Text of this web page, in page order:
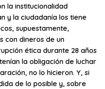
la institucionalidad
y la ciudadanía los tiene
supuestamente,
con dineros de un
ética durante 28 años
la obligación de luchar
no lo hicieron. Y, si
de lo posible y, sobre